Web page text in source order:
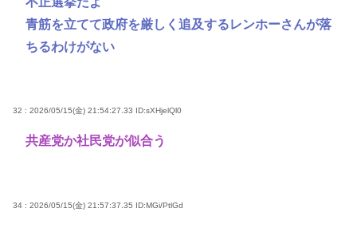
青筋を立てて政府を厳しく追及するレンホーさんが落
ちるわけがない
32 : 2026/05/15(金) 21:54:27.33 ID:sXHjelQl0
共産党か社民党が似合う
34 : 2026/05/15(金) 21:57:37.35 ID:MGi/PtlGd